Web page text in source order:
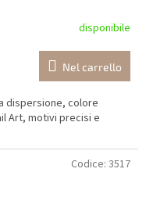
disponibile
Nel carrello
dispersione, colore
Art, motivi precisi e
Codice: 3517